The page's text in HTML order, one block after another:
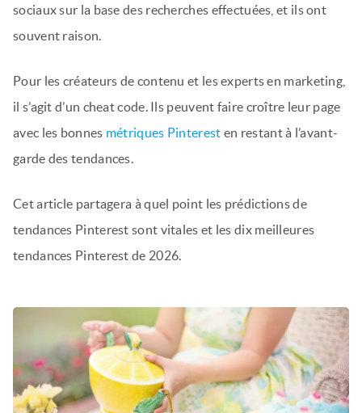
sociaux sur la base des recherches effectuées, et ils ont
souvent raison.
Pour les créateurs de contenu et les experts en marketing,
il s’agit d’un cheat code. Ils peuvent faire croître leur page
avec les bonnes métriques Pinterest en restant à l’avant-
garde des tendances.
Cet article partagera à quel point les prédictions de
tendances Pinterest sont vitales et les dix meilleures
tendances Pinterest de 2026.